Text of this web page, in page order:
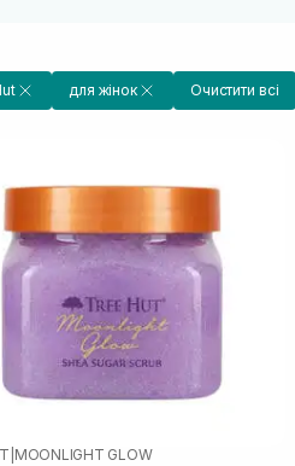
для жінок Очистити всі
MOONLIGHT GLOW